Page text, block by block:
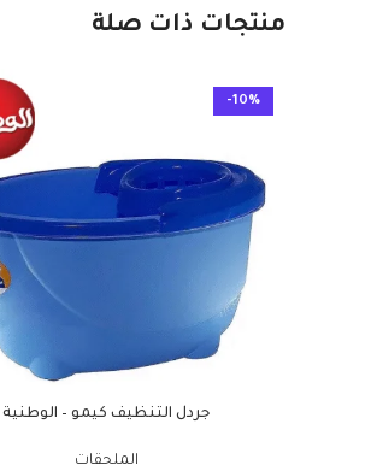
منتجات ذات صلة
-10%
جردل التنظيف كيمو – الوطنية
الملحقات